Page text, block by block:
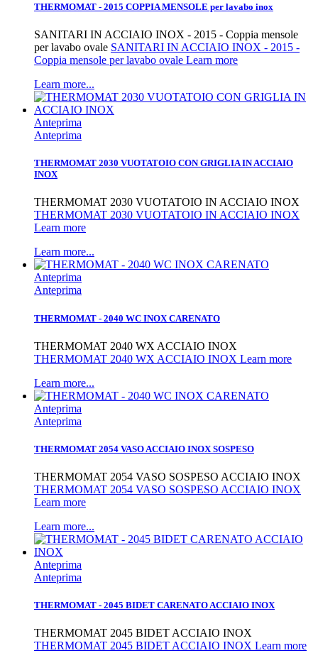
THERMOMAT - 2015 COPPIA MENSOLE per lavabo inox
SANITARI IN ACCIAIO INOX - 2015 - Coppia mensole
per lavabo ovale SANITARI IN ACCIAIO INOX - 2015 -
Coppia mensole per lavabo ovale Learn more
Learn more...
Anteprima
Anteprima
THERMOMAT 2030 VUOTATOIO CON GRIGLIA IN ACCIAIO
INOX
THERMOMAT 2030 VUOTATOIO IN ACCIAIO INOX
THERMOMAT 2030 VUOTATOIO IN ACCIAIO INOX
Learn more
Learn more...
Anteprima
Anteprima
THERMOMAT - 2040 WC INOX CARENATO
THERMOMAT 2040 WX ACCIAIO INOX
THERMOMAT 2040 WX ACCIAIO INOX Learn more
Learn more...
Anteprima
Anteprima
THERMOMAT 2054 VASO ACCIAIO INOX SOSPESO
THERMOMAT 2054 VASO SOSPESO ACCIAIO INOX
THERMOMAT 2054 VASO SOSPESO ACCIAIO INOX
Learn more
Learn more...
Anteprima
Anteprima
THERMOMAT - 2045 BIDET CARENATO ACCIAIO INOX
THERMOMAT 2045 BIDET ACCIAIO INOX
THERMOMAT 2045 BIDET ACCIAIO INOX Learn more